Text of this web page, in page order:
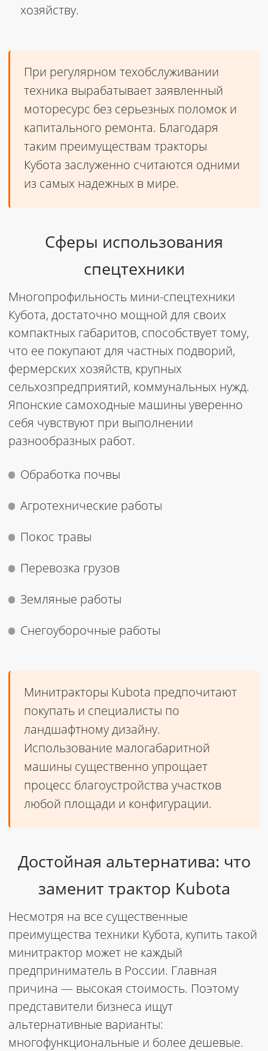
хозяйству.
При регулярном техобслуживании
техника вырабатывает заявленный
моторесурс без серьезных поломок и
капитального ремонта. Благодаря
таким преимуществам тракторы
Кубота заслуженно считаются одними
из самых надежных в мире.
Сферы использования
спецтехники
Многопрофильность мини-спецтехники
Кубота, достаточно мощной для своих
компактных габаритов, способствует тому,
что ее покупают для частных подворий,
фермерских хозяйств, крупных
сельхозпредприятий, коммунальных нужд.
Японские самоходные машины уверенно
себя чувствуют при выполнении
разнообразных работ.
Обработка почвы
Агротехнические работы
Покос травы
Перевозка грузов
Земляные работы
Снегоуборочные работы
Минитракторы Kubota предпочитают
покупать и специалисты по
ландшафтному дизайну.
Использование малогабаритной
машины существенно упрощает
процесс благоустройства участков
любой площади и конфигурации.
Достойная альтернатива: что
заменит трактор Kubota
Несмотря на все существенные
преимущества техники Кубота, купить такой
минитрактор может не каждый
предприниматель в России. Главная
причина — высокая стоимость. Поэтому
представители бизнеса ищут
альтернативные варианты:
многофункциональные и более дешевые.